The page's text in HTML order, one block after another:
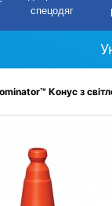
спецодяг
Конус з